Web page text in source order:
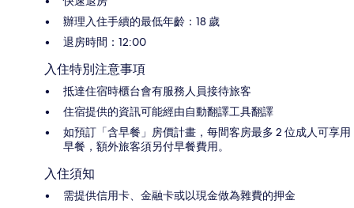
辦理入住手續的最低年齡：18 歲
退房時間：12:00
入住特別注意事項
抵達住宿時櫃台會有服務人員接待旅客
住宿提供的資訊可能經由自動翻譯工具翻譯
如預訂「含早餐」房價計畫，每間客房最多 2 位成人可享用
早餐，額外旅客須另付早餐費用。
入住須知
需提供信用卡、金融卡或以現金做為雜費的押金